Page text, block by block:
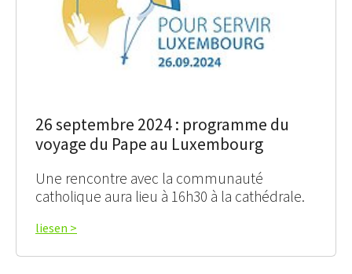
26 septembre 2024 : programme du
voyage du Pape au Luxembourg
Une rencontre avec la communauté
catholique aura lieu à 16h30 à la cathédrale.
liesen >